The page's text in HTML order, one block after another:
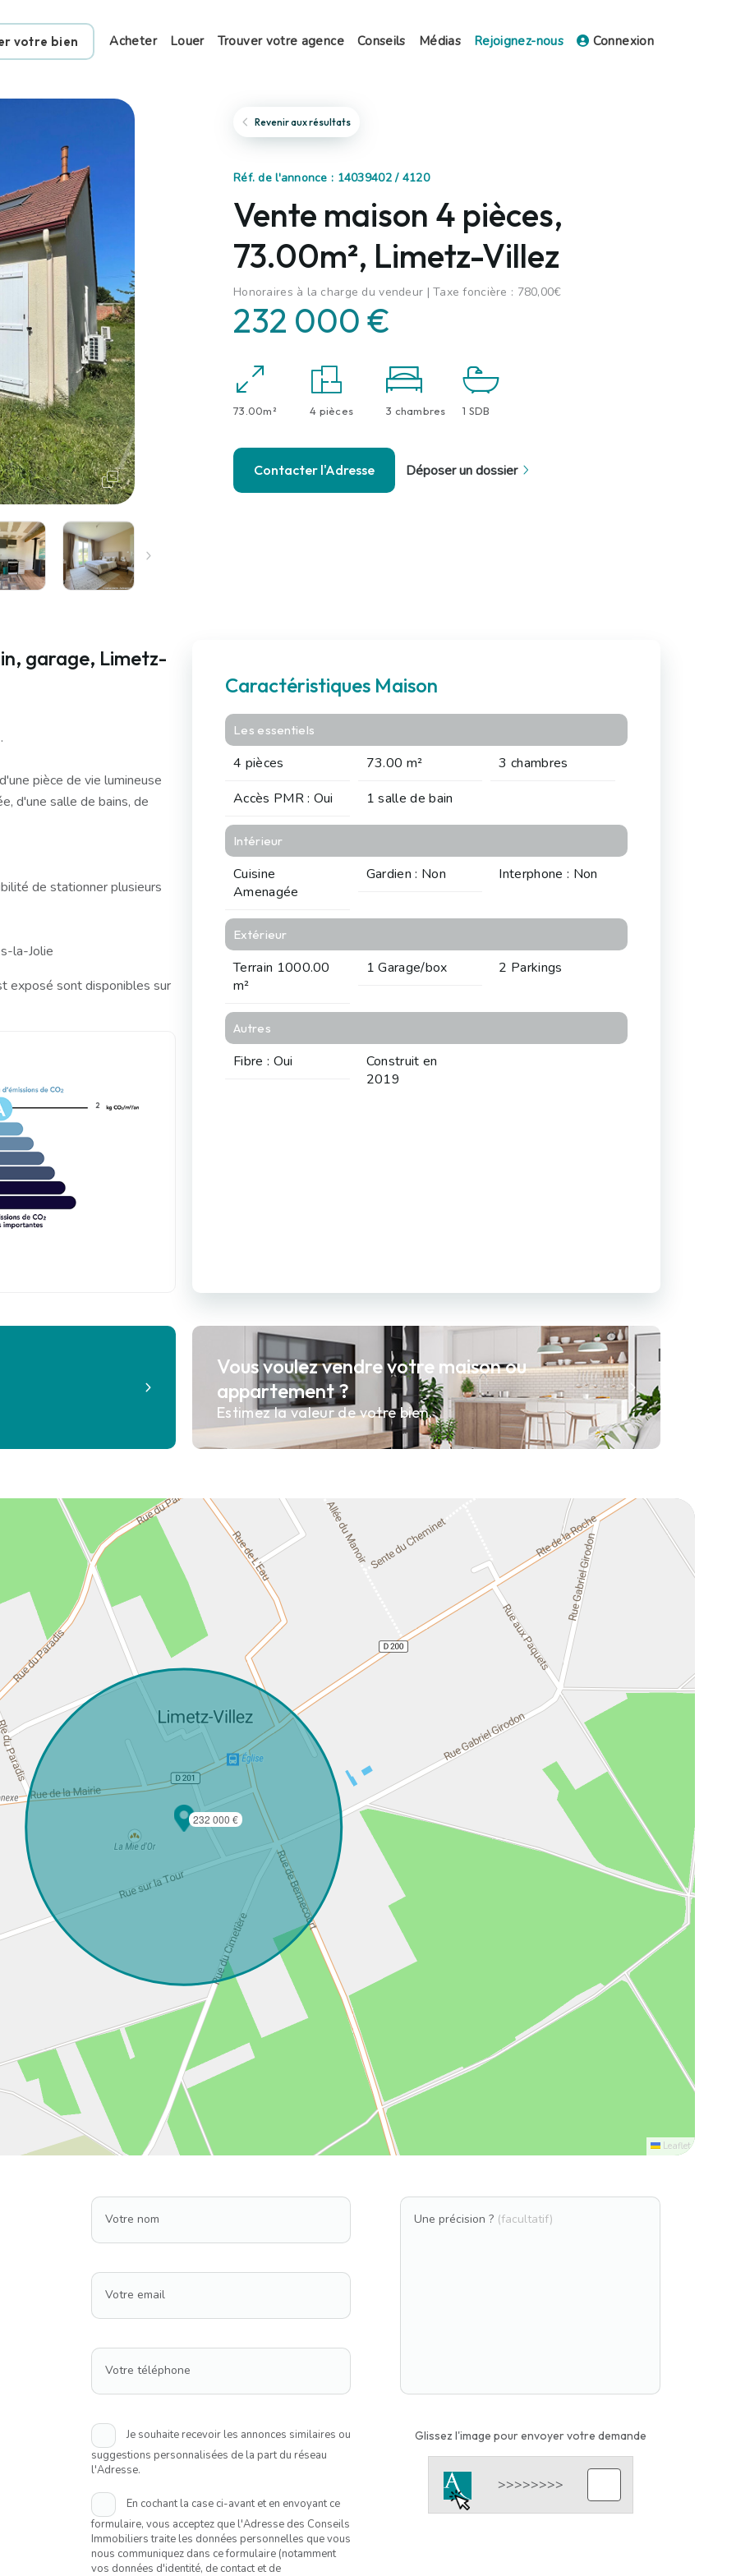
votre bien Acheter Louer Trouver votre agence Conseils Médias Rejoignez-nous Connexion
Revenir aux résultats
Réf. de l'annonce : 14039402 / 4120
Vente maison 4 pièces,
73.00m², Limetz-Villez
Honoraires à la charge du vendeur | Taxe foncière : 780,00€
232 000 €
73.00m² 4 pièces 3 chambres 1 SDB
Contacter l'Adresse Déposer un dossier
garage, Limetz-
pièce de vie lumineuse
d'une salle de bains, de
de stationner plusieurs
la-Jolie
exposé sont disponibles sur
2
Caractéristiques Maison
Les essentiels
4 pièces 73.00 m²
3 chambres
Accès PMR : Oui
1 salle de bain
Intérieur
Cuisine
Amenagée
Gardien : Non Interphone : Non
Extérieur
Terrain 1000.00
m²
1 Garage/box 2 Parkings
Autres
Fibre : Oui
Construit en
2019
Vous voulez vendre votre maison ou
appartement ?
Estimez la valeur de votre bien.
232 000 €
Leaflet
Votre nom
Votre email
Votre téléphone
Je souhaite recevoir les annonces similaires ou
suggestions personnalisées de la part du réseau
l'Adresse.
En cochant la case ci-avant et en envoyant ce
formulaire, vous acceptez que l'Adresse des Conseils
Immobiliers traite les données personnelles que vous
nous communiquez dans ce formulaire (notamment
vos données d'identité, de contact et de
Une précision ? (facultatif)
Glissez l'image pour envoyer votre demande